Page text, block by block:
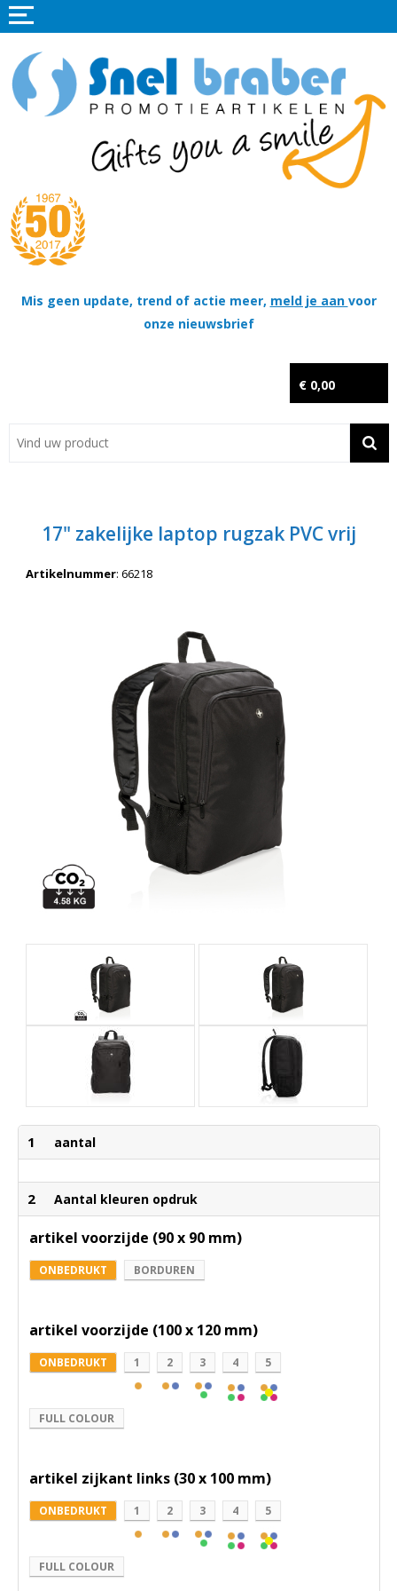
Mis geen update, trend of actie meer, meld je aan voor
onze nieuwsbrief
€ 0,00
Home
Promotieartikelen
Tassen
Thema's
Contact
Wil je snel een advies? Bel nu 053-7920045 of 06-55731304
17" zakelijke laptop rugzak PVC vrij
Artikelnummer: 66218
1 aantal
2 Aantal kleuren opdruk
artikel voorzijde (90 x 90 mm)
ONBEDRUKT BORDUREN
artikel voorzijde (100 x 120 mm)
ONBEDRUKT 1 2 3 4 5
FULL COLOUR
artikel zijkant links (30 x 100 mm)
ONBEDRUKT 1 2 3 4 5
FULL COLOUR